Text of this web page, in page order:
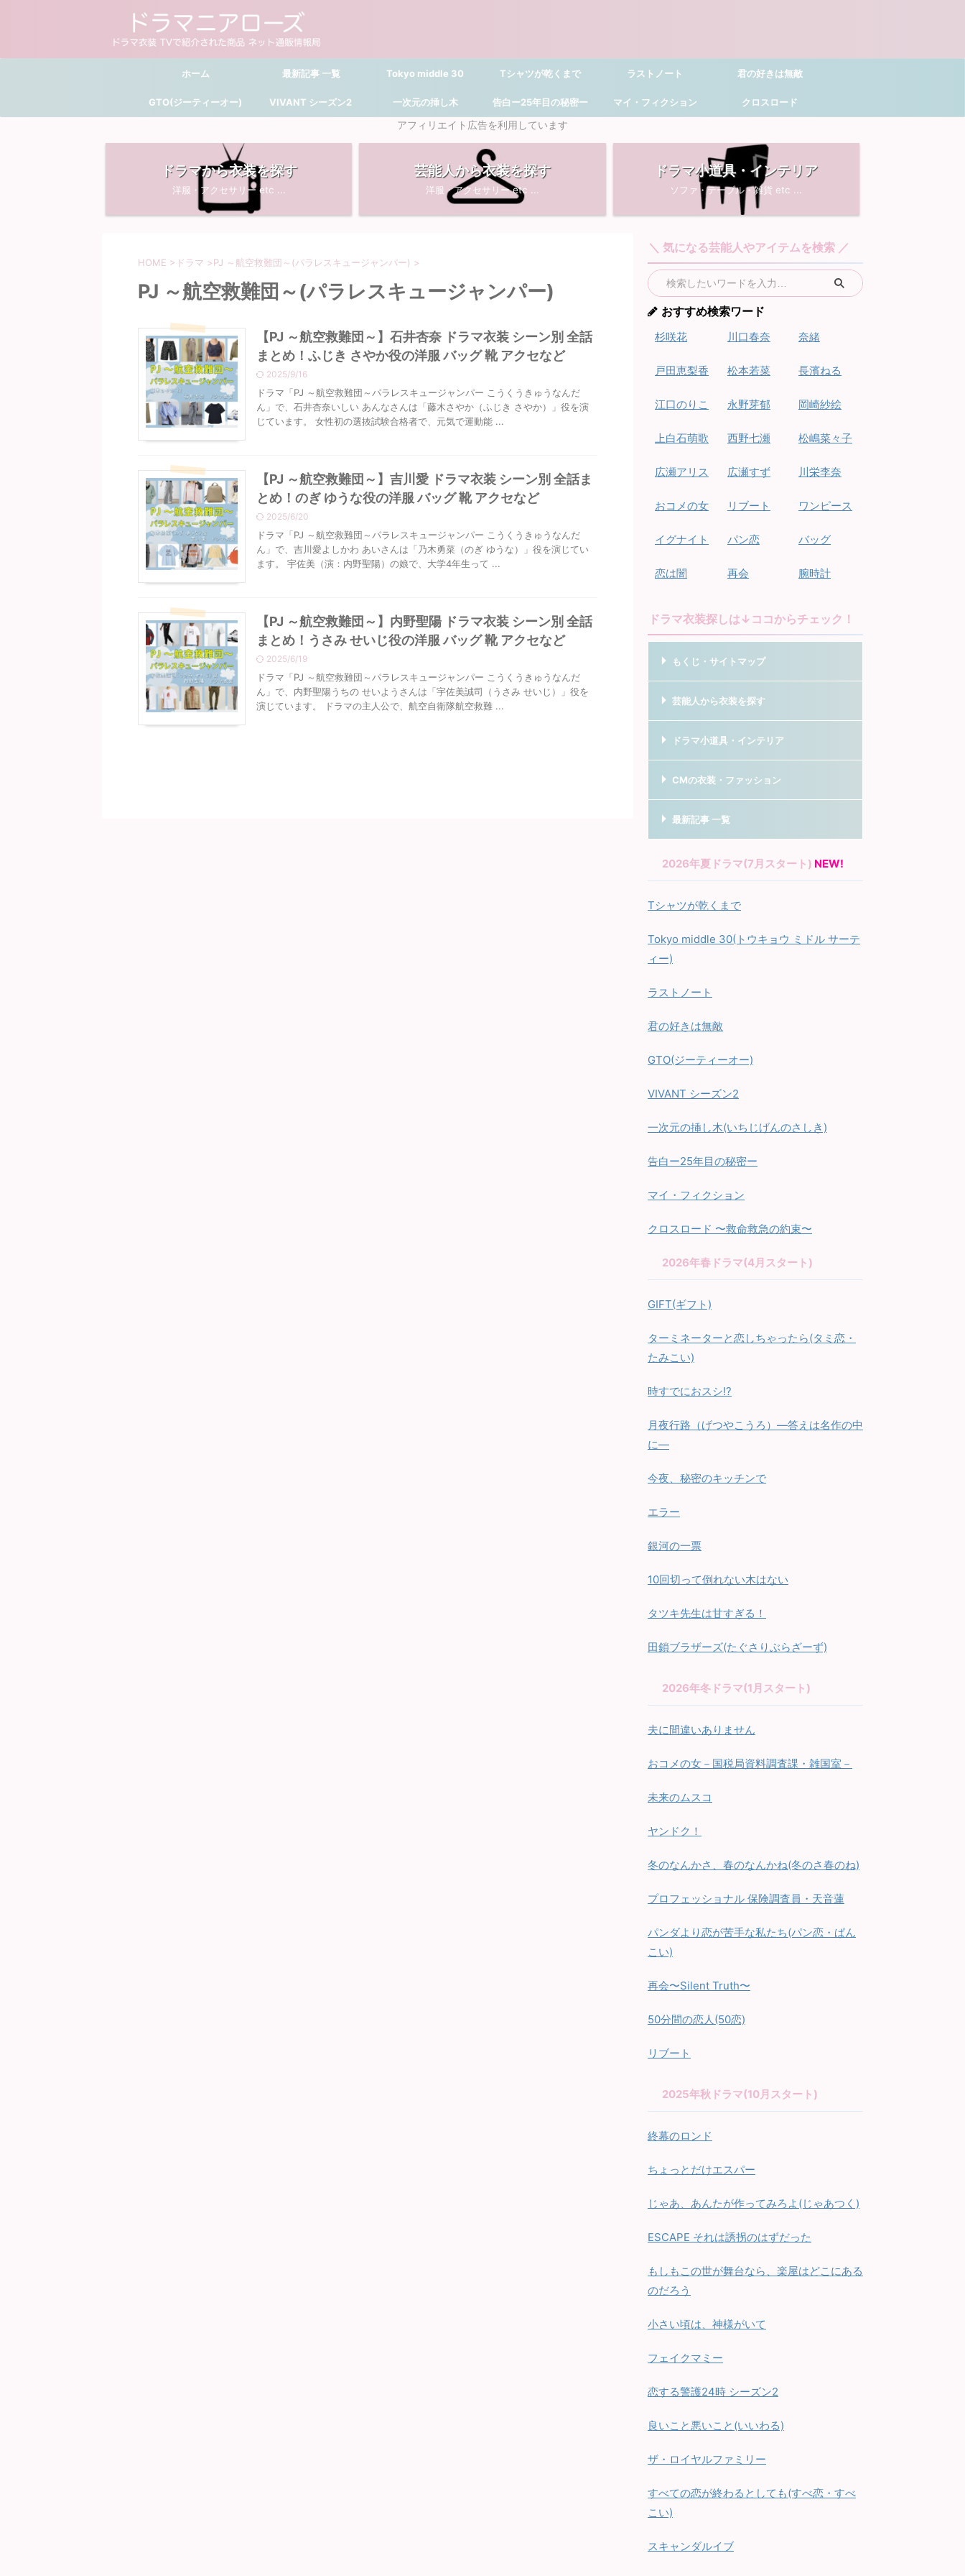
ホーム 最新記事 一覧 Tokyo middle 30 Tシャツが乾くまで ラストノート 君の好きは無敵
GTO(ジーティーオー) VIVANT シーズン2 一次元の挿し木 告白ー25年目の秘密ー マイ・フィクション
クロスロード
アフィリエイト広告を利用しています
ドラマから衣装を探す
洋服・アクセサリー etc ...
芸能人から衣装を探す
洋服・アクセサリー etc ...
ドラマ小道具・インテリア
ソファ・テーブル・雑貨 etc ...
HOME > ドラマ >PJ ～航空救難団～(パラレスキュージャンパー) >
PJ ～航空救難団～(パラレスキュージャンパー)
【PJ ～航空救難団～】石井杏奈 ドラマ衣装 シーン別 全話
まとめ！ふじき さやか役の洋服 バッグ 靴 アクセなど
2025/9/16
ドラマ「PJ ～航空救難団～パラレスキュージャンパー こうくうきゅうなんだ
ん」で、石井杏奈いしい あんなさんは「藤木さやか（ふじき さやか）」役を演
じています。 女性初の選抜試験合格者で、元気で運動能 ...
【PJ ～航空救難団～】吉川愛 ドラマ衣装 シーン別 全話ま
とめ！のぎ ゆうな役の洋服 バッグ 靴 アクセなど
2025/6/20
ドラマ「PJ ～航空救難団～パラレスキュージャンパー こうくうきゅうなんだ
ん」で、吉川愛よしかわ あいさんは「乃木勇菜（のぎ ゆうな）」役を演じてい
ます。 宇佐美（演：内野聖陽）の娘で、大学4年生って ...
【PJ ～航空救難団～】内野聖陽 ドラマ衣装 シーン別 全話
まとめ！うさみ せいじ役の洋服 バッグ 靴 アクセなど
2025/6/19
ドラマ「PJ ～航空救難団～パラレスキュージャンパー こうくうきゅうなんだ
ん」で、内野聖陽うちの せいようさんは「宇佐美誠司（うさみ せいじ）」役を
演じています。 ドラマの主人公で、航空自衛隊航空救難 ...
＼ 気になる芸能人やアイテムを検索 ／
おすすめ検索ワード
杉咲花
戸田恵梨香
江口のりこ
上白石萌歌
広瀬アリス
おコメの女
イグナイト
恋は闇
川口春奈
松本若菜
永野芽郁
西野七瀬
広瀬すず
リブート
パン恋
再会
奈緒
長濱ねる
岡崎紗絵
松嶋菜々子
川栄李奈
ワンピース
バッグ
腕時計
ドラマ衣装探しは↓ココからチェック！
もくじ・サイトマップ
芸能人から衣装を探す
ドラマ小道具・インテリア
CMの衣装・ファッション
最新記事 一覧
2026年夏ドラマ(7月スタート) NEW!
Tシャツが乾くまで
Tokyo middle 30(トウキョウ ミドル サーテ
ィー)
ラストノート
君の好きは無敵
GTO(ジーティーオー)
VIVANT シーズン2
一次元の挿し木(いちじげんのさしき)
告白ー25年目の秘密ー
マイ・フィクション
クロスロード 〜救命救急の約束〜
2026年春ドラマ(4月スタート)
GIFT(ギフト)
ターミネーターと恋しちゃったら(タミ恋・
たみこい)
時すでにおスシ!?
月夜行路（げつやこうろ）—答えは名作の中
に—
今夜、秘密のキッチンで
エラー
銀河の一票
10回切って倒れない木はない
タツキ先生は甘すぎる！
田鎖ブラザーズ(たぐさりぶらざーず)
2026年冬ドラマ(1月スタート)
夫に間違いありません
おコメの女－国税局資料調査課・雑国室－
未来のムスコ
ヤンドク！
冬のなんかさ、春のなんかね(冬のさ春のね)
プロフェッショナル 保険調査員・天音蓮
パンダより恋が苦手な私たち(パン恋・ぱん
こい)
再会〜Silent Truth〜
50分間の恋人(50恋)
リブート
2025年秋ドラマ(10月スタート)
終幕のロンド
ちょっとだけエスパー
じゃあ、あんたが作ってみろよ(じゃあつく)
ESCAPE それは誘拐のはずだった
もしもこの世が舞台なら、楽屋はどこにある
のだろう
小さい頃は、神様がいて
フェイクマミー
恋する警護24時 シーズン2
良いこと悪いこと(いいわる)
ザ・ロイヤルファミリー
すべての恋が終わるとしても(すべ恋・すべ
こい)
スキャンダルイブ